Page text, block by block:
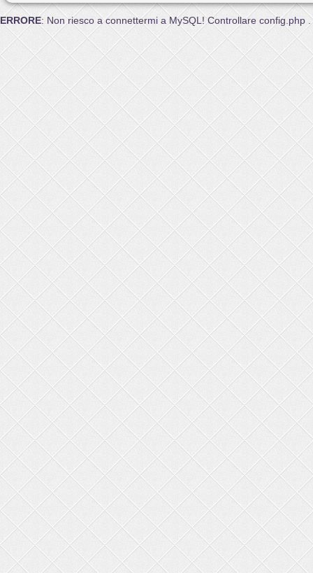
ERRORE: Non riesco a connettermi a MySQL! Controllare config.php .